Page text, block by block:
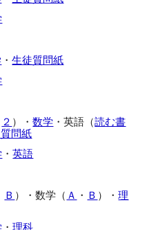
・生徒質問紙
２ ）・数学 ・英語（読む書
問紙
・英語
Ｂ ）・数学（ Ａ ・ Ｂ ）・理
・理科